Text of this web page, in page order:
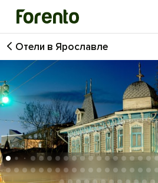
Войти
Избранное
История просмотра
Добавить свой объект
Отели в Ярославле